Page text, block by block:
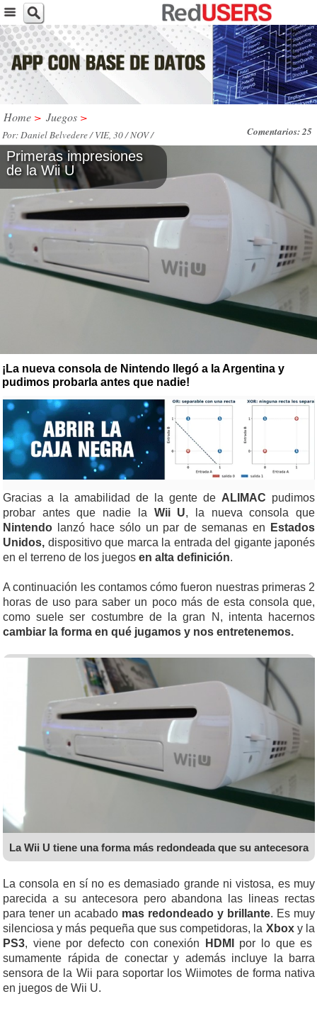
Home > Juegos >
Comentarios: 25
Por: Daniel Belvedere / VIE, 30 / NOV /
2012
Primeras impresiones
de la Wii U
¡La nueva consola de Nintendo llegó a la Argentina y
pudimos probarla antes que nadie!
Gracias a la amabilidad de la gente de ALIMAC pudimos
probar antes que nadie la Wii U, la nueva consola que
Nintendo lanzó hace sólo un par de semanas en
Estados
Unidos, dispositivo que marca la entrada del gigante japonés
en el terreno de los juegos en alta definición.
A continuación les contamos cómo fueron nuestras primeras 2
horas de uso para saber un poco más de esta consola que,
como suele ser costumbre de la gran N, intenta hacernos
cambiar la forma en qué jugamos y nos entretenemos.
La Wii U tiene una forma más redondeada que su antecesora
La consola en sí no es demasiado grande ni vistosa, es muy
parecida a su antecesora pero abandona las lineas rectas
para tener un acabado mas redondeado y brillante. Es muy
silenciosa y más pequeña que sus competidoras, la Xbox y la
PS3, viene por defecto con conexión HDMI
por lo que es
sumamente rápida de conectar y además incluye la barra
sensora de la Wii para soportar los Wiimotes de forma nativa
en juegos de Wii U.